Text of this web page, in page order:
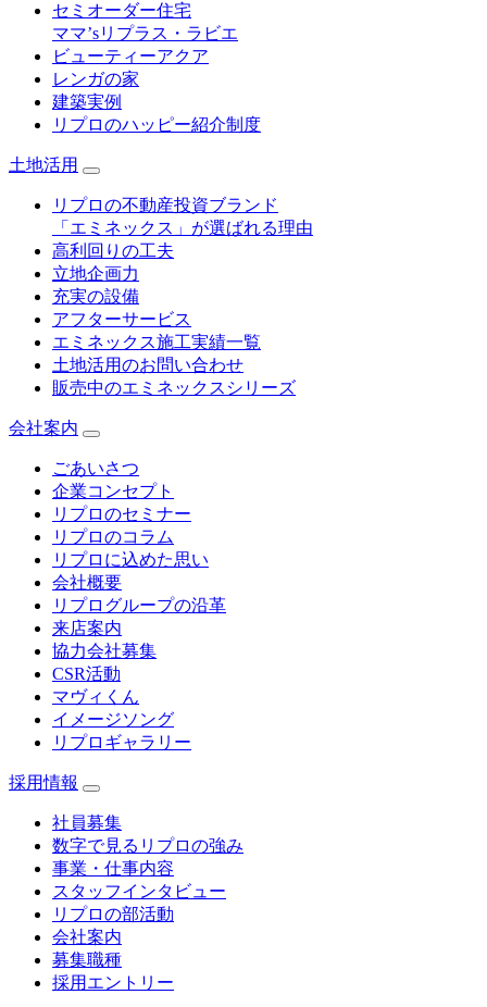
セミオーダー住宅
ママ’sリプラス・ラビエ
ビューティーアクア
レンガの家
建築実例
リプロのハッピー紹介制度
土地活用
リプロの不動産投資ブランド
「エミネックス」が選ばれる理由
高利回りの工夫
立地企画力
充実の設備
アフターサービス
エミネックス施工実績一覧
土地活用のお問い合わせ
販売中のエミネックスシリーズ
会社案内
ごあいさつ
企業コンセプト
リプロのセミナー
リプロのコラム
リプロに込めた思い
会社概要
リプログループの沿革
来店案内
協力会社募集
CSR活動
マヴィくん
イメージソング
リプロギャラリー
採用情報
社員募集
数字で見るリプロの強み
事業・仕事内容
スタッフインタビュー
リプロの部活動
会社案内
募集職種
採用エントリー